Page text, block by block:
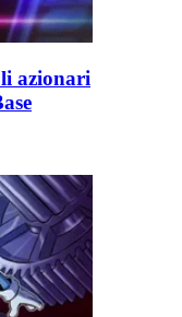
azionari